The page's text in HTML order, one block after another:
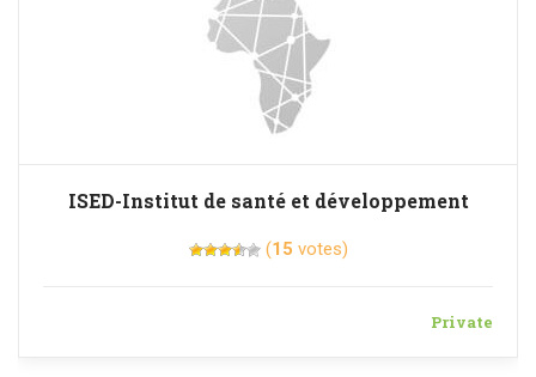
ISED-Institut de santé et développement
(15 votes)
Private